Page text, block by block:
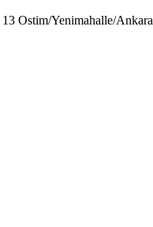
Ostim/Yenimahalle/Ankara